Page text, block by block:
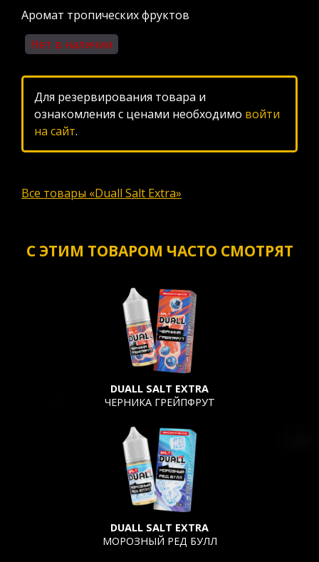
Аромат тропических фруктов
Нет в наличии
Для резервирования товара и
ознакомления с ценами необходимо войти
на сайт.
Все товары «Duall Salt Extra»
С ЭТИМ ТОВАРОМ ЧАСТО СМОТРЯТ
DUALL SALT EXTRA
ЧЕРНИКА ГРЕЙПФРУТ
DUALL SALT EXTRA
МОРОЗНЫЙ РЕД БУЛЛ